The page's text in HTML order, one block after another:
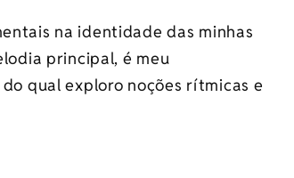
na identidade das minhas
principal, é meu
qual exploro noções rítmicas e